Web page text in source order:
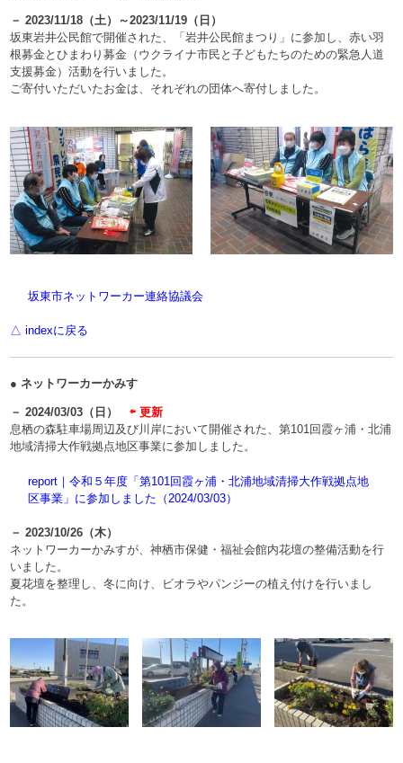
－ 2023/11/18（土）～2023/11/19（日）
坂東岩井公民館で開催された、「岩井公民館まつり」に参加し、赤い羽
根募金とひまわり募金（ウクライナ市民と子どもたちのための緊急人道
支援募金）活動を行いました。
ご寄付いただいたお金は、それぞれの団体へ寄付しました。
坂東市ネットワーカー連絡協議会
△ indexに戻る
● ネットワーカーかみす
－ 2024/03/03（日）
⇦ 更新
息栖の森駐車場周辺及び川岸において開催された、第101回霞ヶ浦・北浦
地域清掃大作戦拠点地区事業に参加しました。
report｜令和５年度「第101回霞ヶ浦・北浦地域清掃大作戦拠点地
区事業」に参加しました（2024/03/03）
－ 2023/10/26（木）
ネットワーカーかみすが、神栖市保健・福祉会館内花壇の整備活動を行
いました。
夏花壇を整理し、冬に向け、ビオラやパンジーの植え付けを行いまし
た。